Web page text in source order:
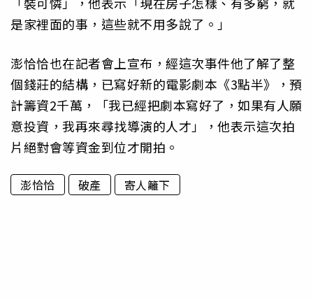
是家裡面的事，這些就不用多說了。」
澎恰恰也在記者會上宣布，經這次事件他了解了整
個錢莊的結構，已寫好新的電影劇本《3點半》，預
計籌資2千萬，「我已經把劇本寫好了，如果有人願
意投資，我再來尋找導演的人才」，他表示這次拍
片絕對會等資金到位才開拍。
澎恰恰 破產 寄人籬下